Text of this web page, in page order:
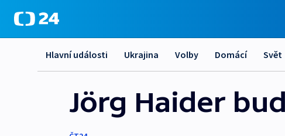
Hlavní události Ukrajina Volby Domácí Svět
Jörg Haider